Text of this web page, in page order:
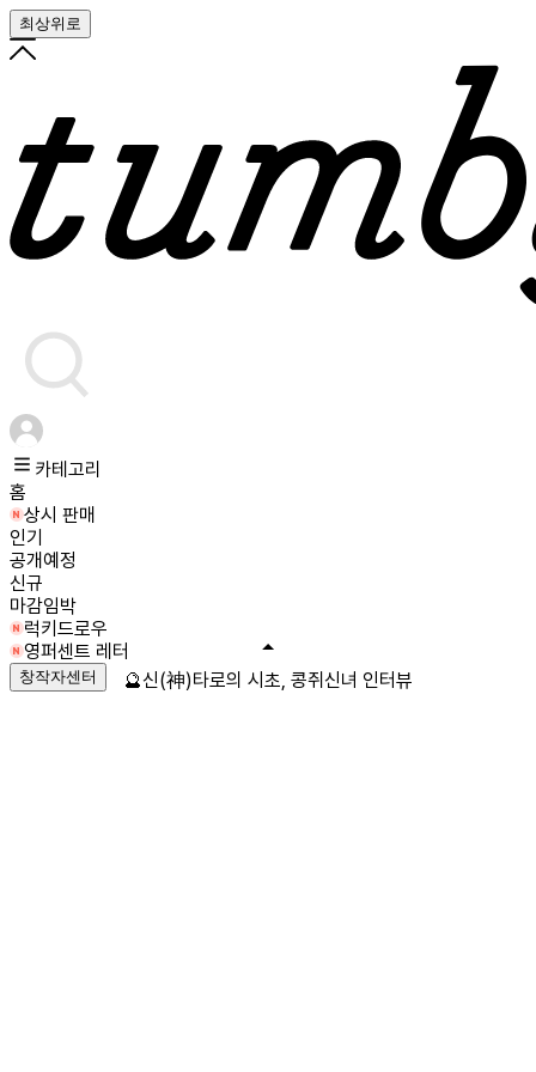
최상위로
카테고리
홈
상시 판매
인기
공개예정
신규
마감임박
럭키드로우
영퍼센트 레터
창작자센터 🔮신(神)타로의 시초, 콩쥐신녀 인터뷰